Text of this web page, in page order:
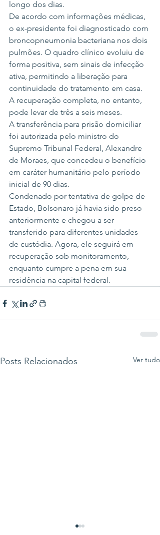
longo dos dias.
De acordo com informações médicas,
o ex-presidente foi diagnosticado com
broncopneumonia bacteriana nos dois
pulmões. O quadro clínico evoluiu de
forma positiva, sem sinais de infecção
ativa, permitindo a liberação para
continuidade do tratamento em casa.
A recuperação completa, no entanto,
pode levar de três a seis meses.
A transferência para prisão domiciliar
foi autorizada pelo ministro do
Supremo Tribunal Federal, Alexandre
de Moraes, que concedeu o benefício
em caráter humanitário pelo período
inicial de 90 dias.
Condenado por tentativa de golpe de
Estado, Bolsonaro já havia sido preso
anteriormente e chegou a ser
transferido para diferentes unidades
de custódia. Agora, ele seguirá em
recuperação sob monitoramento,
enquanto cumpre a pena em sua
residência na capital federal.
Posts Relacionados Ver tudo